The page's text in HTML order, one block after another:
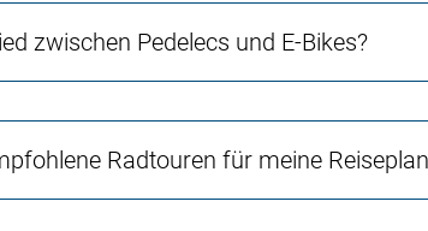
zwischen Pedelecs und E-Bikes?
Radtouren für meine